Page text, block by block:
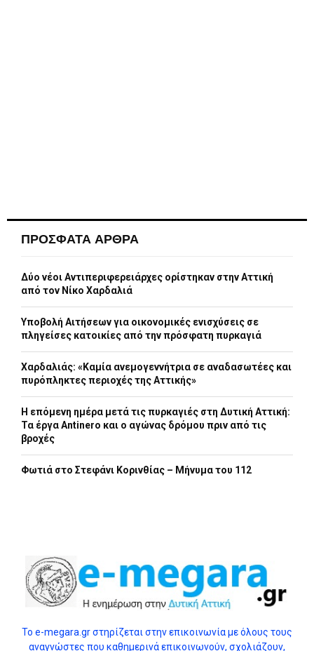
ΠΡΟΣΦΑΤΑ ΑΡΘΡΑ
Δύο νέοι Αντιπεριφερειάρχες ορίστηκαν στην Αττική
από τον Νίκο Χαρδαλιά
Υποβολή Αιτήσεων για οικονομικές ενισχύσεις σε
πληγείσες κατοικίες από την πρόσφατη πυρκαγιά
Χαρδαλιάς: «Καμία ανεμογεννήτρια σε αναδασωτέες και
πυρόπληκτες περιοχές της Αττικής»
Η επόμενη ημέρα μετά τις πυρκαγιές στη Δυτική Αττική:
Τα έργα Antinero και ο αγώνας δρόμου πριν από τις
βροχές
Φωτιά στο Στεφάνι Κορινθίας – Μήνυμα του 112
Το e-megara.gr στηρίζεται στην επικοινωνία με όλους τους
αναγνώστες που καθημερινά επικοινωνούν, σχολιάζουν,